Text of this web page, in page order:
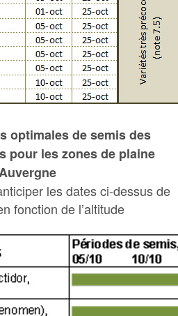
optimales de semis des
pour les zones de plaine
les dates ci-dessus de
fonction de l’altitude